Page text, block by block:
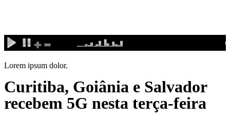
conteúdo
Lorem ipsum dolor.
Curitiba, Goiânia e Salvador
recebem 5G nesta terça-feira